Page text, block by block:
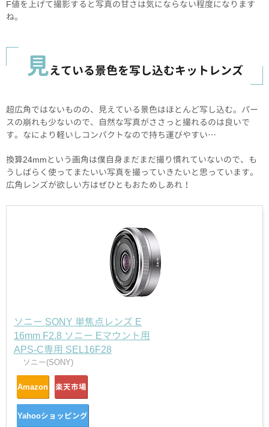
F値を上げて撮影すると写真の甘さは気にならない程度になります
ね。
見えている景色を写し込むキットレンズ
超広角ではないものの、見えている景色はほとんど写し込む。パー
スの崩れも少ないので、自然な写真がささっと撮れるのは良いで
す。なにより軽いしコンパクトなので持ち運びやすい…
換算24mmという画角は僕自身まだまだ撮り慣れていないので、も
うしばらく使ってまたいい写真を撮っていきたいと思っています。
広角レンズが欲しい方はぜひともおためしあれ！
ソニー SONY 単焦点レンズ E
16mm F2.8 ソニー Eマウント用
APS-C専用 SEL16F28
ソニー(SONY)
Amazon 楽天市場
Yahooショッピング